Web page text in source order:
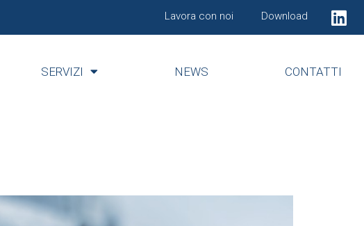
Lavora con noi Download
SERVIZI NEWS CONTATTI